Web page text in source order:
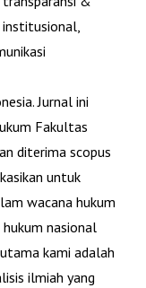
. Jurnal ini
Fakultas
diterima scopus
untuk
wacana hukum
nasional
kami adalah
ilmiah yang